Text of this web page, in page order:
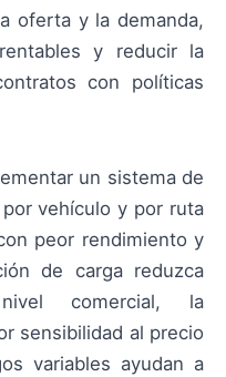
oferta y la demanda,
y reducir la
con políticas
un sistema de
vehículo y por ruta
peor rendimiento y
de carga reduzca
comercial, la
sensibilidad al precio
variables ayudan a